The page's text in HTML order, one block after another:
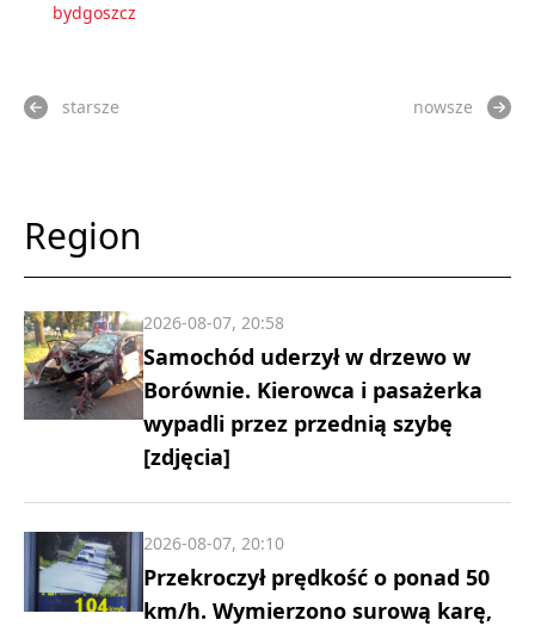
bydgoszcz
starsze nowsze
Region
Samochód uderzył w drzewo w
Borównie. Kierowca i pasażerka
wypadli przez przednią szybę
[zdjęcia]
2026-08-07, 20:58
Przekroczył prędkość o ponad 50
km/h. Wymierzono surową karę,
2026-08-07, 20:10